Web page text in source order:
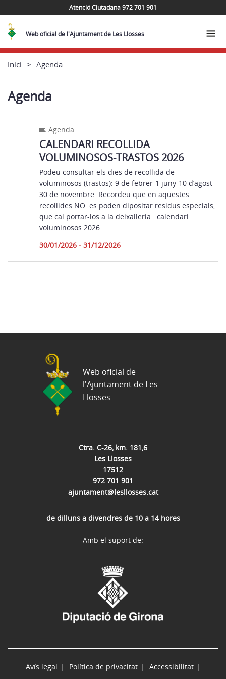
Atenció Ciutadana 972 701 901
Web oficial de l'Ajuntament de Les Llosses
Inici Agenda
Agenda
Agenda
CALENDARI RECOLLIDA
VOLUMINOSOS-TRASTOS 2026
Podeu consultar els dies de recollida de
voluminosos (trastos): 9 de febrer-1 juny-10 d’agost-
30 de novembre. Recordeu que en aquestes
recollides NO es poden dipositar residus especials,
que cal portar-los a la deixalleria. calendari
voluminosos 2026
30/01/2026 - 31/12/2026
Ctra. C-26, km. 181,6
Les Llosses
17512
972 701 901
ajuntament@lesllosses.cat
de dilluns a divendres de 10 a 14 hores
Web oficial de
l'Ajuntament de Les
Llosses
Avís legal Política de privacitat
Accessibilitat
Amb el suport de: